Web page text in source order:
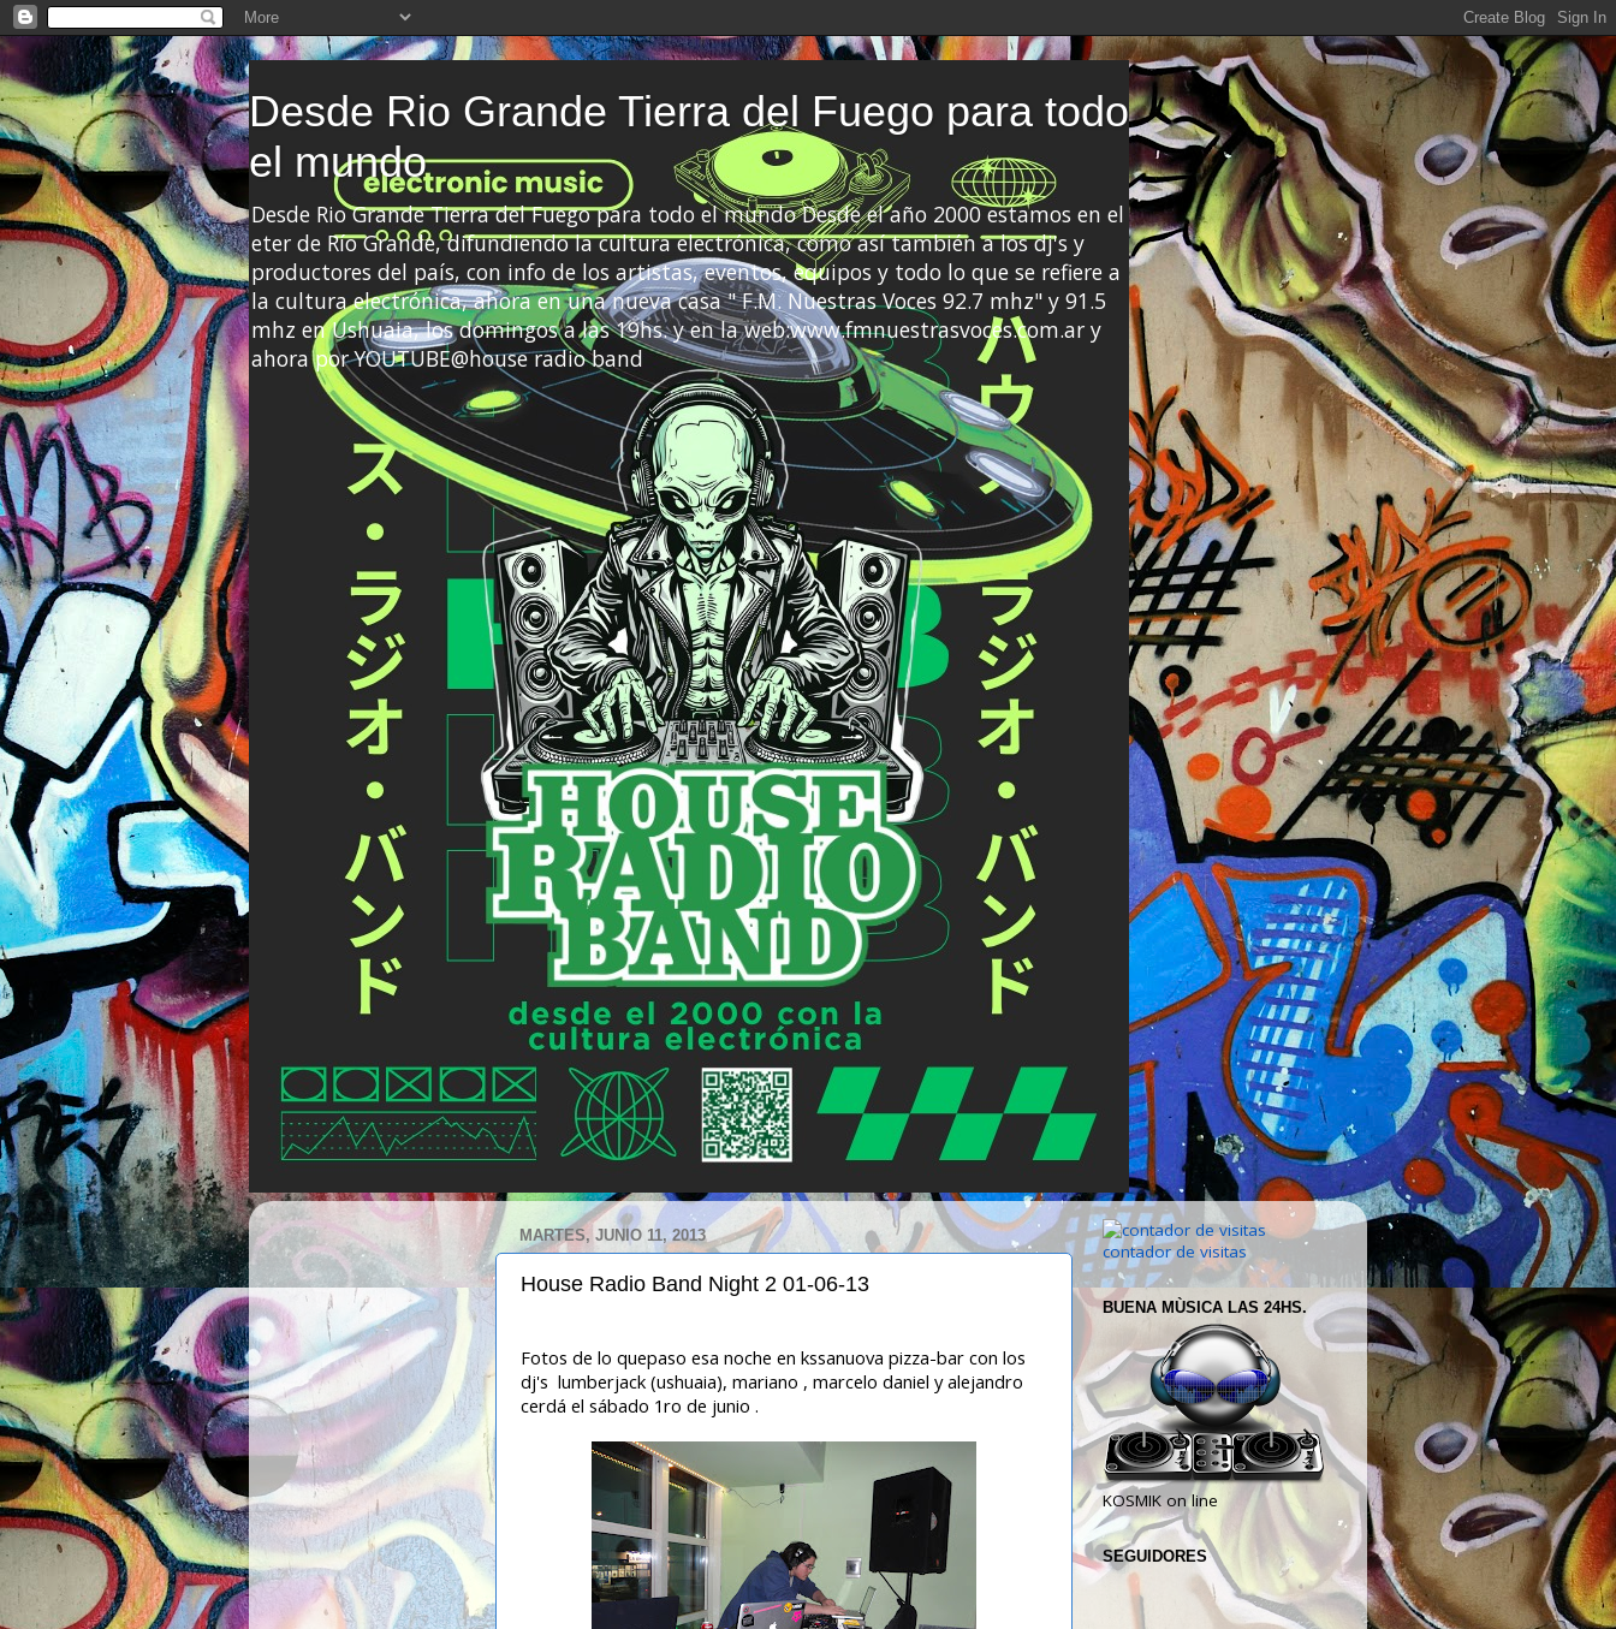
Desde Rio Grande Tierra del Fuego para todo
el mundo
Desde Rio Grande Tierra del Fuego para todo el mundo Desde el año 2000 estamos en el
eter de Río Grande, difundiendo la cultura electrónica, como así también a los dj's y
productores del país, con info de los artistas, eventos, equipos y todo lo que se refiere a
la cultura electrónica, ahora en una nueva casa " F.M. Nuestras Voces 92.7 mhz" y 91.5
mhz en Ushuaia, los domingos a las 19hs. y en la web:www.fmnuestrasvoces.com.ar y
ahora por YOUTUBE@house radio band
MARTES, JUNIO 11, 2013
House Radio Band Night 2 01-06-13
Fotos de lo quepaso esa noche en kssanuova pizza-bar con los
dj's lumberjack (ushuaia), mariano , marcelo daniel y alejandro
cerdá el sábado 1ro de junio .
contador de visitas
BUENA MÙSICA LAS 24HS.
KOSMIK on line
SEGUIDORES